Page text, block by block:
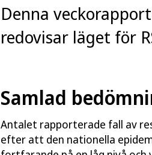
Denna
redovisar läget för
Samlad
Antalet rapporterade fall av
efter att den nationella